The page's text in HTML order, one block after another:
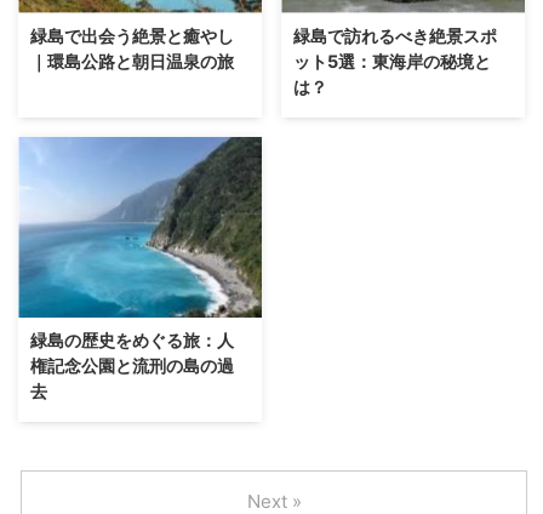
緑島で出会う絶景と癒やし
｜環島公路と朝日温泉の旅
緑島で訪れるべき絶景スポ
ット5選：東海岸の秘境と
は？
緑島の歴史をめぐる旅：人
権記念公園と流刑の島の過
去
Next »